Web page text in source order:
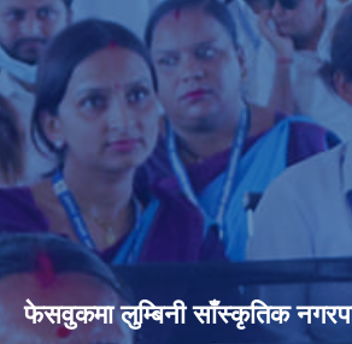
फेसवुकमा लुम्बिनी साँस्कृतिक